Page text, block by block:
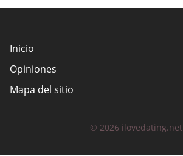
Inicio
Opiniones
Mapa del sitio
© 2026 ilovedating.net